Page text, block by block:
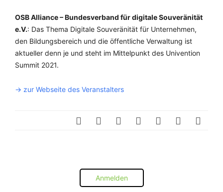
OSB Alliance – Bundesverband für digitale Souveränität
e.V.: Das Thema Digitale Souveränität für Unternehmen,
den Bildungsbereich und die öffentliche Verwaltung ist
aktueller denn je und steht im Mittelpunkt des Univention
Summit 2021.
-> zur Webseite des Veranstalters
Anmelden